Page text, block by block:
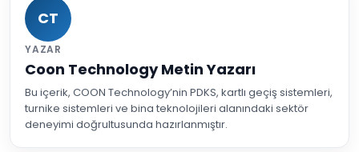
CT
YAZAR
Coon Technology Metin Yazarı
Bu içerik, COON Technology’nin PDKS, kartlı geçiş sistemleri,
turnike sistemleri ve bina teknolojileri alanındaki sektör
deneyimi doğrultusunda hazırlanmıştır.